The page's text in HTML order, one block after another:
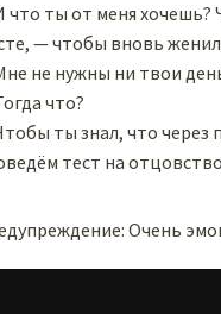
ты от меня хочешь?
— чтобы вновь
не нужны ни твои
что?
ты знал, что через
тест на
Очень